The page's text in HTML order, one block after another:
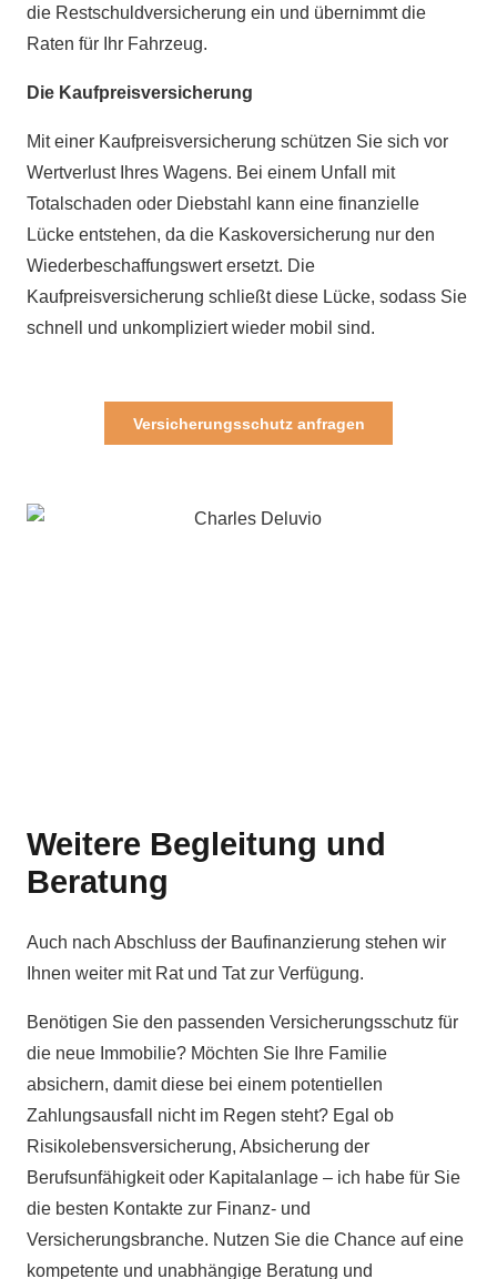
die Restschuldversicherung ein und übernimmt die
Raten für Ihr Fahrzeug.
Die Kaufpreisversicherung
Mit einer Kaufpreisversicherung schützen Sie sich vor
Wertverlust Ihres Wagens. Bei einem Unfall mit
Totalschaden oder Diebstahl kann eine finanzielle
Lücke entstehen, da die Kaskoversicherung nur den
Wiederbeschaffungswert ersetzt. Die
Kaufpreisversicherung schließt diese Lücke, sodass Sie
schnell und unkompliziert wieder mobil sind.
Versicherungsschutz anfragen
Weitere Begleitung und
Beratung
Auch nach Abschluss der Baufinanzierung stehen wir
Ihnen weiter mit Rat und Tat zur Verfügung.
Benötigen Sie den passenden Versicherungsschutz für
die neue Immobilie? Möchten Sie Ihre Familie
absichern, damit diese bei einem potentiellen
Zahlungsausfall nicht im Regen steht? Egal ob
Risikolebensversicherung, Absicherung der
Berufsunfähigkeit oder Kapitalanlage – ich habe für Sie
die besten Kontakte zur Finanz- und
Versicherungsbranche. Nutzen Sie die Chance auf eine
kompetente und unabhängige Beratung und